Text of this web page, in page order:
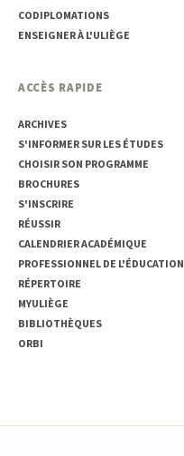
CODIPLOMATIONS
ENSEIGNER À L'ULIÈGE
ACCÈS RAPIDE
ARCHIVES
S'INFORMER SUR LES ÉTUDES
CHOISIR SON PROGRAMME
BROCHURES
S'INSCRIRE
RÉUSSIR
CALENDRIER ACADÉMIQUE
PROFESSIONNEL DE L'ÉDUCATION
RÉPERTOIRE
MYULIÈGE
BIBLIOTHÈQUES
ORBI